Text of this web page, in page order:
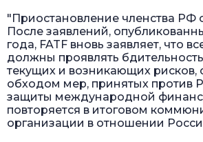
"Приостановление членства РФ
После заявлений,
года, FATF вновь заявляет, что
должны проявлять
текущих и возникающих рисков,
обходом мер, принятых против
защиты международной
повторяется в итоговом
организации в отношении